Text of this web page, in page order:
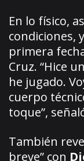
En lo físico,
condiciones,
primera
Cruz. “Hice
he jugado.
cuerpo
toque”,
También
breve” con